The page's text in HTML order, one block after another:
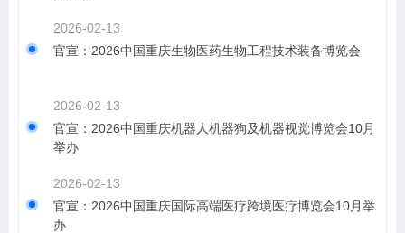
2026-02-13
官宣：2026中国重庆生物医药生物工程技术装备博览会
2026-02-13
官宣：2026中国重庆机器人机器狗及机器视觉博览会10月
举办
2026-02-13
官宣：2026中国重庆国际高端医疗跨境医疗博览会10月举
办